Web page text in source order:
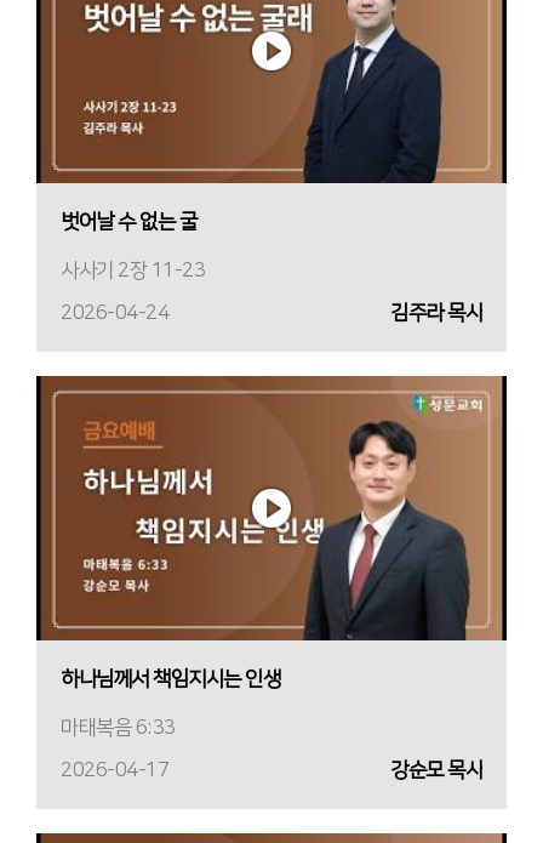
벗어날 수 없는 굴
사사기 2장 11-23
2026-04-24
김주라 목사
하나님께서 책임지시는 인생
마태복음 6:33
2026-04-17
강순모 목사